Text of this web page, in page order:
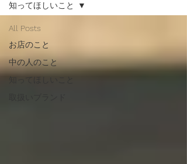
All Posts
お店のこと
中の人のこと
知ってほしいこと